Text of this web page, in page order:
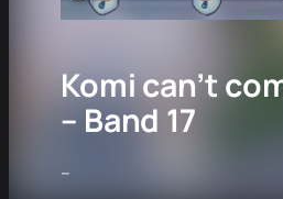
Komi can’t
– Band 17
–